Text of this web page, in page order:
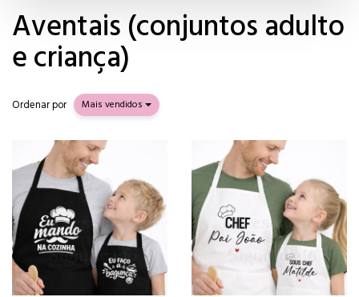
Aventais (conjuntos adulto
e criança)
Ordenar por Mais vendidos